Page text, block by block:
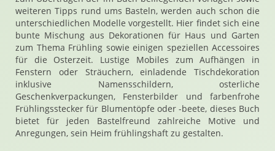
weiteren Tipps rund ums Basteln, werden auch schon die
unterschiedlichen Modelle vorgestellt. Hier findet sich eine
bunte Mischung aus Dekorationen für Haus und Garten
zum Thema Frühling sowie einigen speziellen Accessoires
für die Osterzeit. Lustige Mobiles zum Aufhängen in
Fenstern oder Sträuchern, einladende Tischdekoration
inklusive Namensschildern, osterliche
Geschenkverpackungen, Fensterbilder und farbenfrohe
Frühlingsstecker für Blumentöpfe oder -beete, dieses Buch
bietet für jeden Bastelfreund zahlreiche Motive und
Anregungen, sein Heim frühlingshaft zu gestalten.